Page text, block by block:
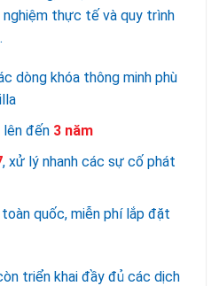
thực tế và quy trình
dòng khóa thông minh phù
lên đến 3 năm
, xử lý nhanh các sự cố phát
quốc, miễn phí lắp đặt
triển khai đầy đủ các dịch